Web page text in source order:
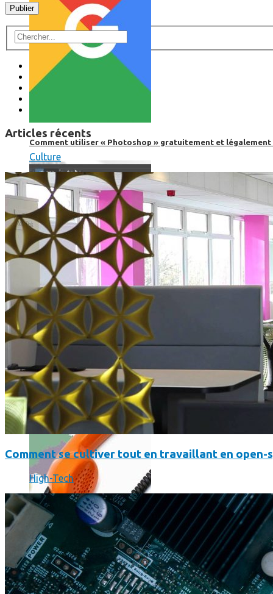
Comment utiliser « Photoshop » gratuitement et légalement
Où en sont les forfaits mobiles pour les pros ?
SmartPhone
Articles récents
Culture
Comment se cultiver tout en travaillant en open-
High-Tech